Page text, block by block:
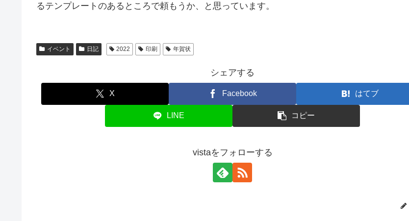
るテンプレートのあるところで頼もうか、と思っています。
イベント 日記 2022 印刷 年賀状
シェアする
X Facebook はてブ
LINE コピー
vistaをフォローする